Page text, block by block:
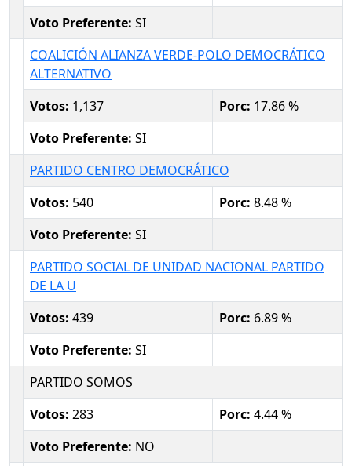
Voto Preferente: SI
COALICIÓN ALIANZA VERDE-POLO DEMOCRÁTICO
ALTERNATIVO
Votos: 1,137 Porc: 17.86 %
Voto Preferente: SI
PARTIDO CENTRO DEMOCRÁTICO
Votos: 540 Porc: 8.48 %
Voto Preferente: SI
PARTIDO SOCIAL DE UNIDAD NACIONAL PARTIDO
DE LA U
Votos: 439 Porc: 6.89 %
Voto Preferente: SI
PARTIDO SOMOS
Votos: 283 Porc: 4.44 %
Voto Preferente: NO